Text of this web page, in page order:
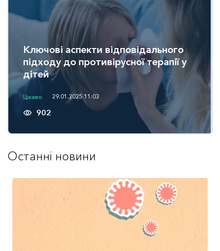
Ключові аспекти відповідального
підходу до противірусної терапії у
дітей
Цікаво 29.01.2025 11:03
remove_red_eye 902
Останні новини